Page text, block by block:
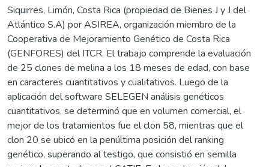
Siquirres, Limón, Costa Rica (propiedad de Bienes J y J del
Atlántico S.A) por ASIREA, organización miembro de la
Cooperativa de Mejoramiento Genético de Costa Rica
(GENFORES) del ITCR. El trabajo comprende la evaluación
de 25 clones de melina a los 18 meses de edad, con base
en caracteres cuantitativos y cualitativos. Luego de la
aplicación del software SELEGEN análisis genéticos
cuantitativos, se determinó que en volumen comercial, el
mejor de los tratamientos fue el clon 58, mientras que el
clon 20 se ubicó en la penúltima posición del ranking
genético, superando al testigo, que consistió en semilla